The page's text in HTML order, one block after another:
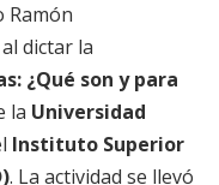
Ramón
dictar la
¿Qué son y para
la Universidad
Instituto Superior
. La actividad se llevó